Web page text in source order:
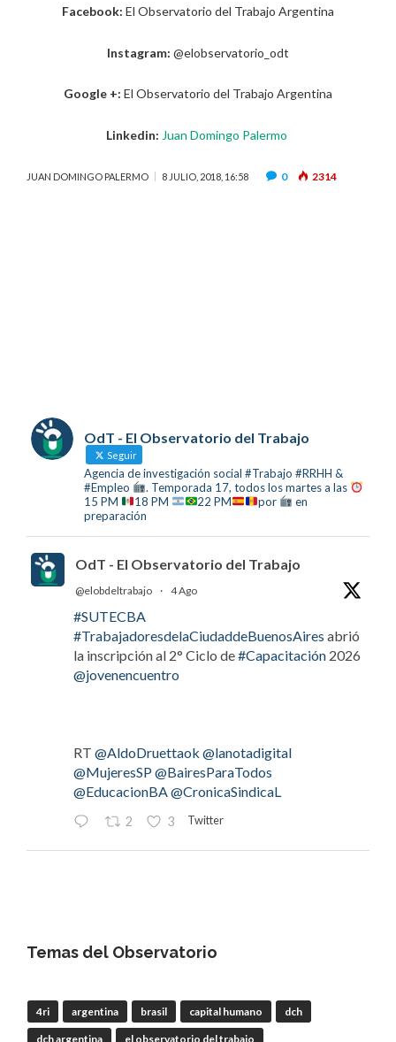
Facebook: El Observatorio del Trabajo Argentina
Instagram: @elobservatorio_odt
Google +: El Observatorio del Trabajo Argentina
Linkedin: Juan Domingo Palermo
JUAN DOMINGO PALERMO 8 JULIO, 2018, 16:58 0 2314
OdT - El Observatorio del Trabajo
Seguir
Agencia de investigación social #Trabajo #RRHH &
#Empleo
. Temporada 17, todos los martes a las
15 PM
18 PM 22 PM por
en
preparación
OdT - El Observatorio del Trabajo
@elobdeltrabajo · 4 Ago
#SUTECBA
#TrabajadoresdelaCiudaddeBuenosAires abrió
la inscripción al 2° Ciclo de#Capacitación 2026
@jovenencuentro
RT @AldoDruettaok @lanotadigital
@MujeresSP@BairesParaTodos
@EducacionBA@CronicaSindicaL
2 3 Twitter
Orgánica del#BCRA
RT@lanotadigital@La_Bancaria
Temas del Observatorio
4ri argentina brasil capital humano dch
dch argentina el observatorio del trabajo